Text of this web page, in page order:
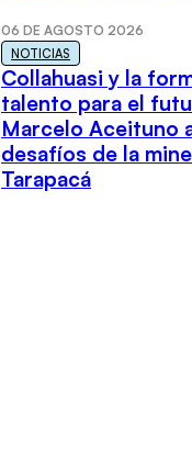
06 DE AGOSTO 2026
NOTICIAS
Collahuasi y la
talento para el
Marcelo Aceituno
desafíos de la
Tarapacá